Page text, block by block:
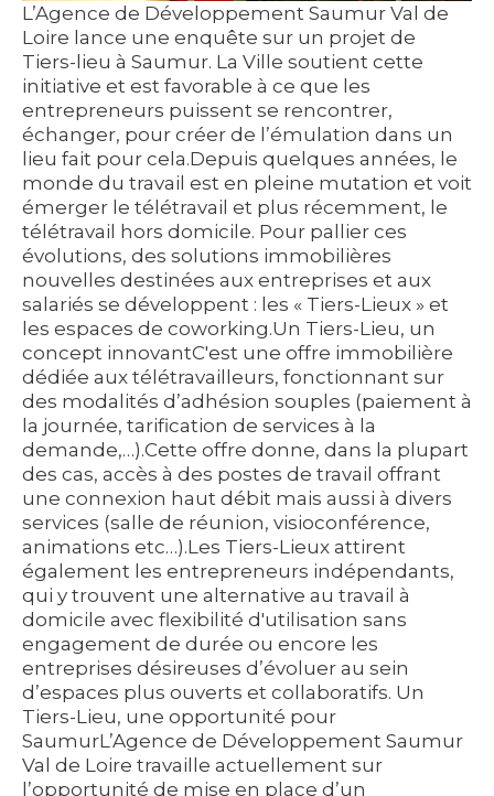
L’Agence de Développement Saumur Val de
Loire lance une enquête sur un projet de
Tiers-lieu à Saumur. La Ville soutient cette
initiative et est favorable à ce que les
entrepreneurs puissent se rencontrer,
échanger, pour créer de l’émulation dans un
lieu fait pour cela.Depuis quelques années, le
monde du travail est en pleine mutation et voit
émerger le télétravail et plus récemment, le
télétravail hors domicile. Pour pallier ces
évolutions, des solutions immobilières
nouvelles destinées aux entreprises et aux
salariés se développent : les « Tiers-Lieux » et
les espaces de coworking.Un Tiers-Lieu, un
concept innovantC'est une offre immobilière
dédiée aux télétravailleurs, fonctionnant sur
des modalités d’adhésion souples (paiement à
la journée, tarification de services à la
demande,…).Cette offre donne, dans la plupart
des cas, accès à des postes de travail offrant
une connexion haut débit mais aussi à divers
services (salle de réunion, visioconférence,
animations etc…).Les Tiers-Lieux attirent
également les entrepreneurs indépendants,
qui y trouvent une alternative au travail à
domicile avec flexibilité d'utilisation sans
engagement de durée ou encore les
entreprises désireuses d’évoluer au sein
d’espaces plus ouverts et collaboratifs. Un
Tiers-Lieu, une opportunité pour
SaumurL’Agence de Développement Saumur
Val de Loire travaille actuellement sur
l’opportunité de mise en place d’un